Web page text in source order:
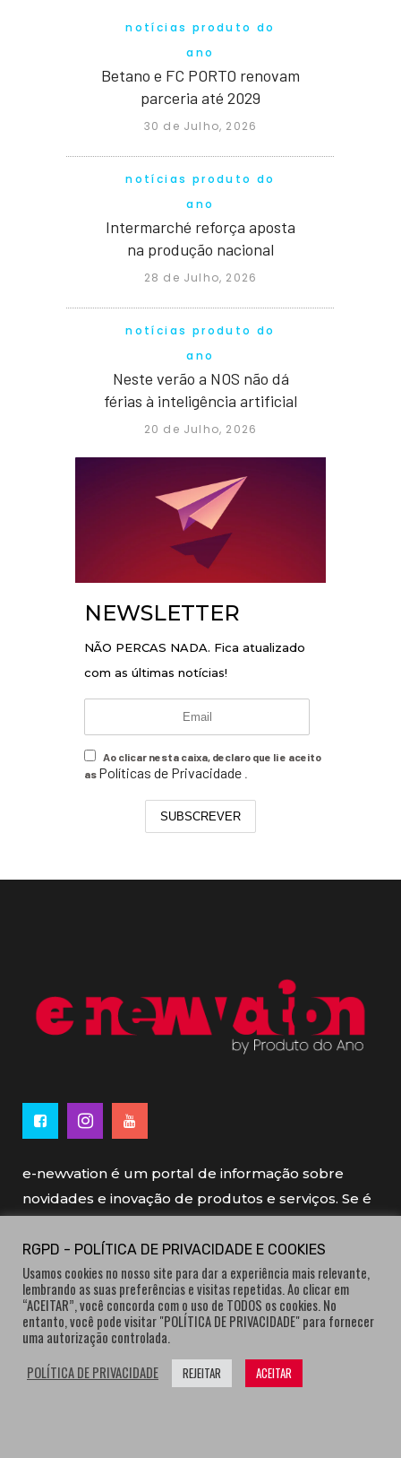
notícias produto do
ano
Betano e FC PORTO renovam
parceria até 2029
30 de Julho, 2026
notícias produto do
ano
Intermarché reforça aposta
na produção nacional
28 de Julho, 2026
notícias produto do
ano
Neste verão a NOS não dá
férias à inteligência artificial
20 de Julho, 2026
NEWSLETTER
NÃO PERCAS NADA. Fica atualizado
com as últimas notícias!
Ao clicar nesta caixa, declaro que li e aceito
as Políticas de Privacidade .
SUBSCREVER
e-newvation é um portal de informação sobre
novidades e inovação de produtos e serviços. Se é
e-newvation tem o patrocínio do “Produto do
Ano”, o prémio de inovação atribuído por
consumidores.
RGPD - POLÍTICA DE PRIVACIDADE E COOKIES
Usamos cookies no nosso site para dar a experiência mais relevante,
lembrando as suas preferências e visitas repetidas. Ao clicar em
“ACEITAR”, você concorda com o uso de TODOS os cookies. No
entanto, você pode visitar "POLÍTICA DE PRIVACIDADE" para fornecer
uma autorização controlada.
POLÍTICA DE PRIVACIDADE
REJEITAR ACEITAR